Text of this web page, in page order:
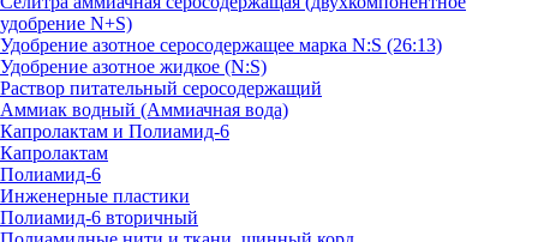
удобрение N+S)
Удобрение азотное серосодержащее марка N:S (26:13)
Удобрение азотное жидкое (N:S)
Раствор питательный серосодержащий
Аммиак водный (Аммиачная вода)
Капролактам и Полиамид-6
Капролактам
Полиамид-6
Инженерные пластики
Полиамид-6 вторичный